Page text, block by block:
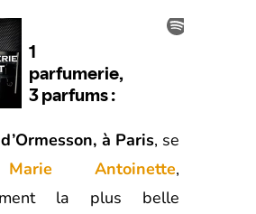
à Paris, se
Marie Antoinette,
la plus belle